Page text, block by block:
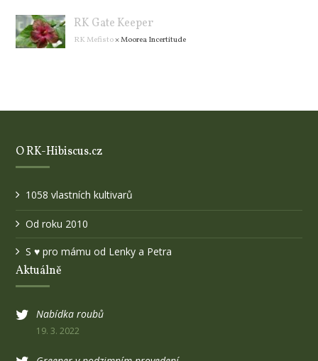
RK Gate Keeper
RK Mefisto×Moorea Incertitude
O RK-Hibiscus.cz
1058 vlastních kultivarů
Od roku 2010
S ♥ pro mámu od Lenky a Petra
Aktuálně
Nabídka roubů
19. 3. 2022